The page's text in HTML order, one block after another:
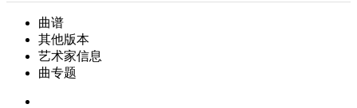
曲谱
其他版本
艺术家信息
曲专题